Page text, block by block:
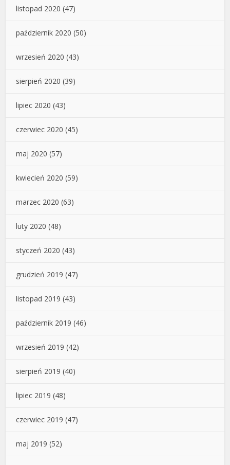
listopad 2020 (47)
październik 2020 (50)
wrzesień 2020 (43)
sierpień 2020 (39)
lipiec 2020 (43)
czerwiec 2020 (45)
maj 2020 (57)
kwiecień 2020 (59)
marzec 2020 (63)
luty 2020 (48)
styczeń 2020 (43)
grudzień 2019 (47)
listopad 2019 (43)
październik 2019 (46)
wrzesień 2019 (42)
sierpień 2019 (40)
lipiec 2019 (48)
czerwiec 2019 (47)
maj 2019 (52)